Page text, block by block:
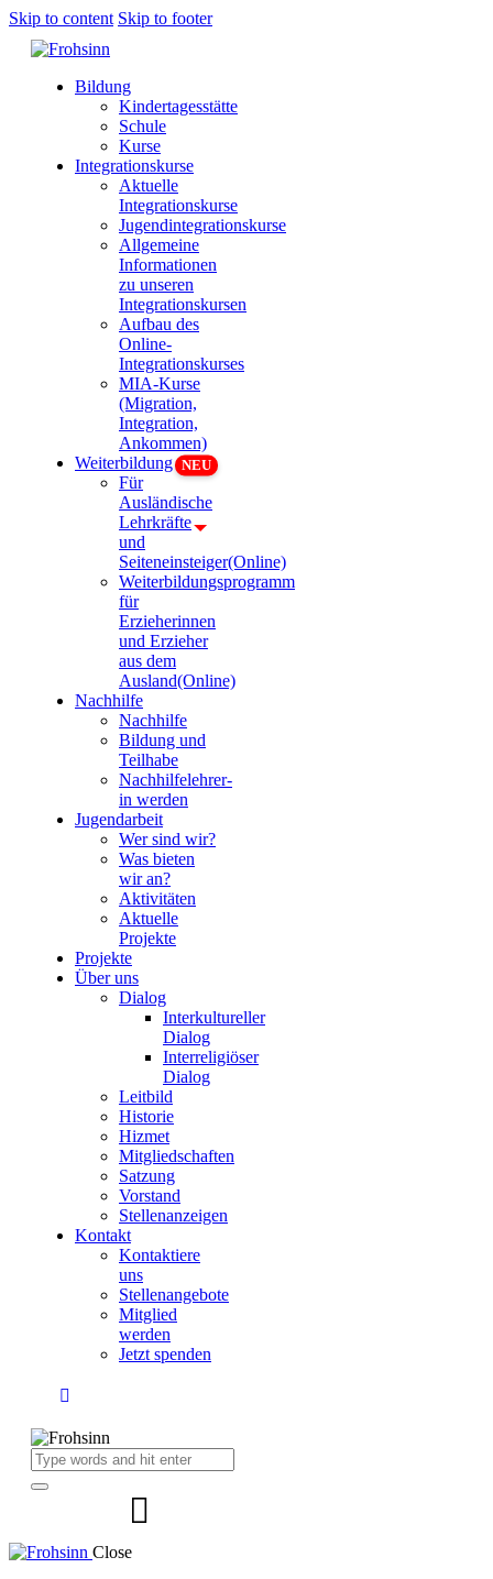
Skip to content Skip to footer
Bildung
Kindertagesstätte
Schule
Kurse
Integrationskurse
Aktuelle
Integrationskurse
Jugendintegrationskurse
Allgemeine
Informationen
zu unseren
Integrationskursen
Aufbau des
Online-
Integrationskurses
MIA-Kurse
(Migration,
Integration,
Ankommen)
Weiterbildung
Für
Ausländische
Lehrkräfte
und
Seiteneinsteiger(Online)
Weiterbildungsprogramm
für
Erzieherinnen
und Erzieher
aus dem
Ausland(Online)
Nachhilfe
Nachhilfe
Bildung und
Teilhabe
Nachhilfelehrer-
in werden
Jugendarbeit
Wer sind wir?
Was bieten
wir an?
Aktivitäten
Aktuelle
Projekte
Projekte
Über uns
Dialog
Interkultureller
Dialog
Interreligiöser
Dialog
Leitbild
Historie
Hizmet
Mitgliedschaften
Satzung
Vorstand
Stellenanzeigen
Kontakt
Kontaktiere
uns
Stellenangebote
Mitglied
werden
Jetzt spenden
Close